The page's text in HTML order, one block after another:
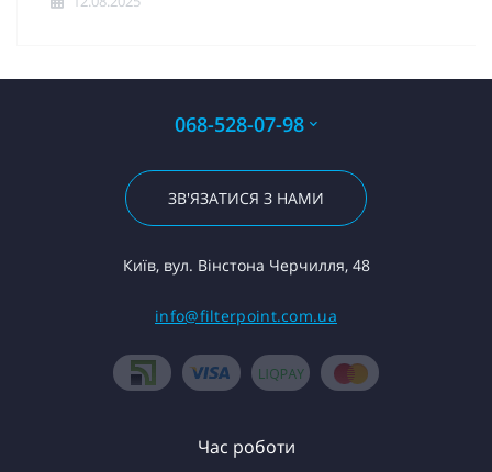
068-528-07-98
ЗВ'ЯЗАТИСЯ З НАМИ
Київ, вул. Вінстона Черчилля, 48
info@filterpoint.com.ua
Час роботи